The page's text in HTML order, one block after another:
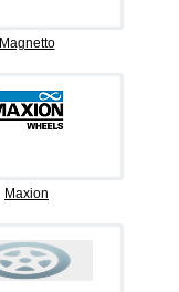
Magnetto
Maxion